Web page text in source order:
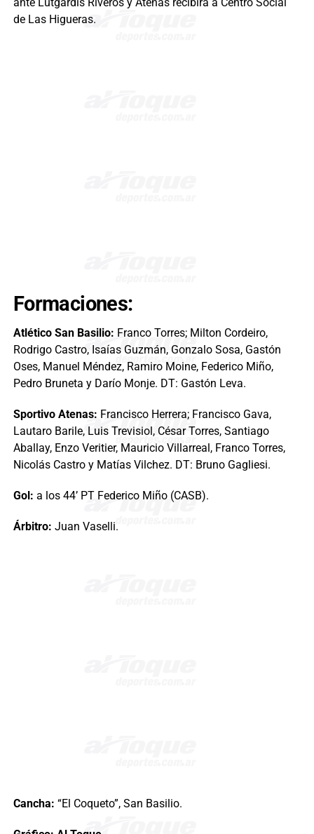
ante Lutgardis Riveros y Atenas recibirá a Centro Social
de Las Higueras.
Formaciones:
Atlético San Basilio: Franco Torres; Milton Cordeiro,
Rodrigo Castro, Isaías Guzmán, Gonzalo Sosa, Gastón
Oses, Manuel Méndez, Ramiro Moine, Federico Miño,
Pedro Bruneta y Darío Monje. DT: Gastón Leva.
Sportivo Atenas: Francisco Herrera; Francisco Gava,
Lautaro Barile, Luis Trevisiol, César Torres, Santiago
Aballay, Enzo Veritier, Mauricio Villarreal, Franco Torres,
Nicolás Castro y Matías Vilchez. DT: Bruno Gagliesi.
Gol: a los 44’ PT Federico Miño (CASB).
Árbitro: Juan Vaselli.
Cancha: “El Coqueto”, San Basilio.